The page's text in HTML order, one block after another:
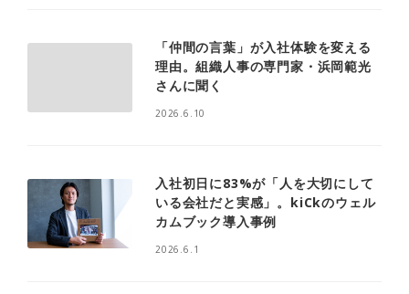
「仲間の言葉」が入社体験を変える
理由。組織人事の専門家・浜岡範光
さんに聞く
2026.6.10
入社初日に83%が「人を大切にして
いる会社だと実感」。kiCkのウェル
カムブック導入事例
2026.6.1